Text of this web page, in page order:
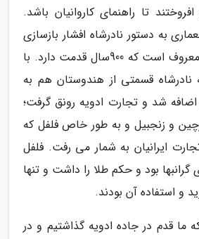
تا راهنمای کاروانیان باشد.
به دستور نادرشاه افشار بازسازی
شد و به میل نادری معروف است که 900سال قدمت دارد. با
قسمتی از هندوستان هم به
اضافه شد و تجارت ادویه رونق گرفت؛
و زنجبیل و به طور خاص فلفل که
ایرانیان به شمار می رفت. فلفل
گرانبها بود و حکم طلا را داشت و تنها
و استفاده آن بودند.
ما قدم در جاده ادویه گذاشتیم و در